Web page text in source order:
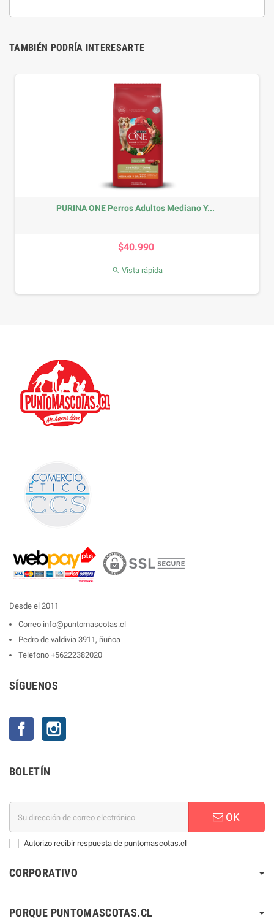
TAMBIÉN PODRÍA INTERESARTE
PURINA ONE Perros Adultos Mediano Y...
$40.990
 Vista rápida
Desde el 2011
Correo info@puntomascotas.cl
Pedro de valdivia 3911, ñuñoa
Telefono +56222382020
SÍGUENOS
Facebook
BOLETÍN
OK
Autorizo recibir respuesta de puntomascotas.cl
CORPORATIVO
PORQUE PUNTOMASCOTAS.CL